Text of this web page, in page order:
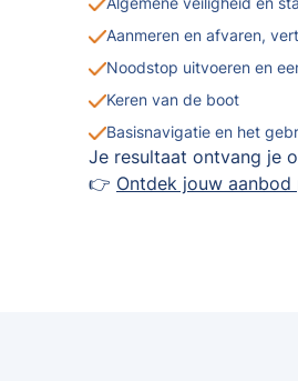
Aanmeren en afvaren,
Noodstop uitvoeren en
Keren van de boot
Basisnavigatie en het
Je resultaat ontvang je
👉 Ontdek jouw aanbod